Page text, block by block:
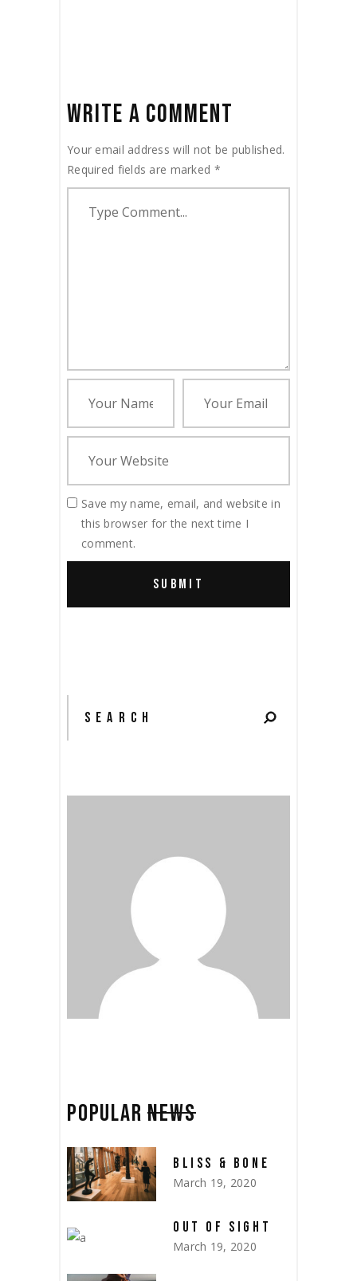
WRITE A COMMENT
Your email address will not be published.
Required fields are marked *
Save my name, email, and website in
this browser for the next time I
comment.
POPULARNEWS
BLISS & BONE
March 19, 2020
OUT OF SIGHT
March 19, 2020